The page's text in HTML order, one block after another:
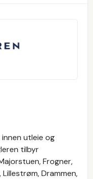
utleie og
tilbyr
Frogner,
Drammen,